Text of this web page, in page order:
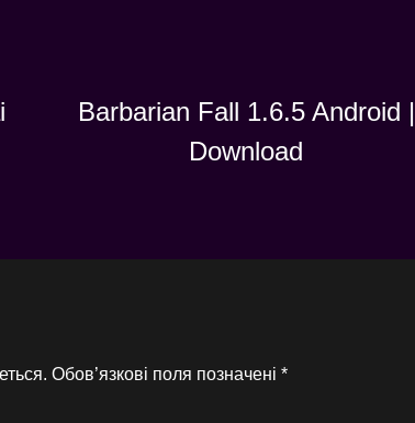
Barbarian Fall 1.6.5 Android |
Download
Обов’язкові поля позначені *